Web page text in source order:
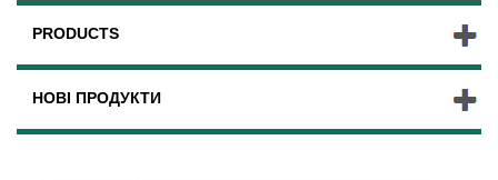
PRODUCTS
НОВІ ПРОДУКТИ